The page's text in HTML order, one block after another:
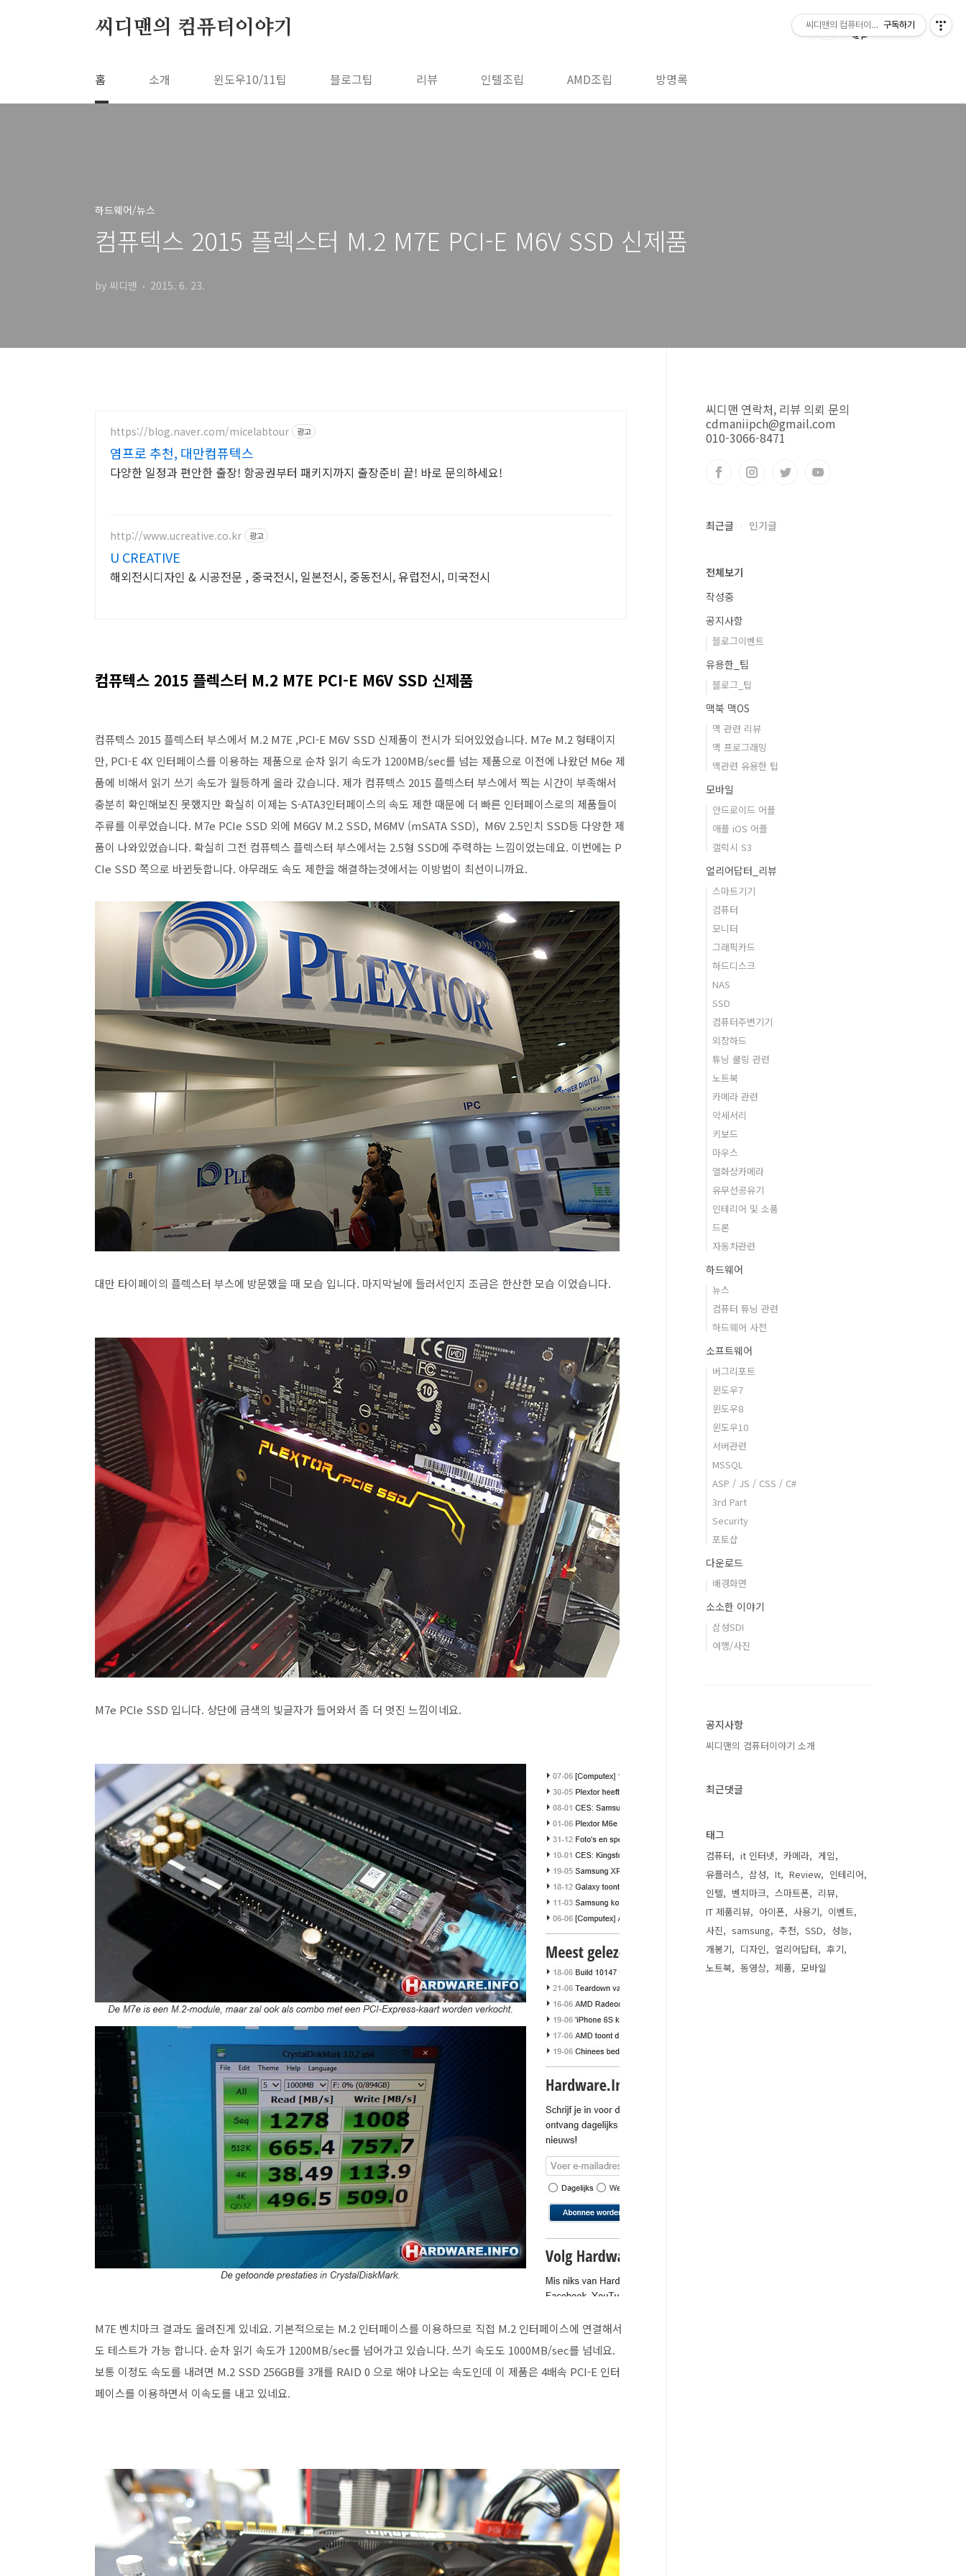
씨디맨의 컴퓨터이야기
홈 소개 윈도우10/11팁 블로그팁 리뷰 인텔조립 AMD조립 방명록
하드웨어/뉴스
컴퓨텍스 2015 플렉스터 M.2 M7E PCI-E M6V SSD 신제품
by 씨디맨 2015. 6. 23.
https://blog.naver.com/micelabtour 광고
염프로 추천, 대만컴퓨텍스
다양한 일정과 편안한 출장! 항공권부터 패키지까지 출장준비 끝! 바로 문의하세요!
http://www.ucreative.co.kr 광고
U CREATIVE
해외전시디자인 & 시공전문 , 중국전시, 일본전시, 중동전시, 유럽전시, 미국전시
컴퓨텍스 2015 플렉스터 M.2 M7E PCI-E M6V SSD 신제품
컴퓨텍스 2015 플렉스터 부스에서 M.2 M7E ,PCI-E M6V SSD 신제품이 전시가 되어있었습니다. M7e M.2 형태이지
만, PCI-E 4X 인터페이스를 이용하는 제품으로 순차 읽기 속도가 1200MB/sec를 넘는 제품으로 이전에 나왔던 M6e 제
품에 비해서 읽기 쓰기 속도가 월등하게 올라 갔습니다. 제가 컴퓨텍스 2015 플렉스터 부스에서 찍는 시간이 부족해서
충분히 확인해보진 못했지만 확실히 이제는 S-ATA3인터페이스의 속도 제한 때문에 더 빠른 인터페이스로의 제품들이
주류를 이루었습니다. M7e PCIe SSD 외에 M6GV M.2 SSD, M6MV (mSATA SSD), M6V 2.5인치 SSD등 다양한 제
품이 나와있었습니다. 확실히 그전 컴퓨텍스 플렉스터 부스에서는 2.5형 SSD에 주력하는 느낌이었는데요. 이번에는 P
CIe SSD 쪽으로 바뀐듯합니다. 아무래도 속도 제한을 해결하는것에서는 이방법이 최선이니까요.
대만 타이페이의 플렉스터 부스에 방문했을 때 모습 입니다. 마지막날에 들러서인지 조금은 한산한 모습 이었습니다.
M7e PCIe SSD 입니다. 상단에 금색의 빛글자가 들어와서 좀 더 멋진 느낌이네요.
M7E 벤치마크 결과도 올려진게 있네요. 기본적으로는 M.2 인터페이스를 이용하므로 직접 M.2 인터페이스에 연결해서
도 테스트가 가능 합니다. 순차 읽기 속도가 1200MB/sec를 넘어가고 있습니다. 쓰기 속도도 1000MB/sec를 넘네요.
보통 이정도 속도를 내려면 M.2 SSD 256GB를 3개를 RAID 0 으로 해야 나오는 속도인데 이 제품은 4배속 PCI-E 인터
페이스를 이용하면서 이속도를 내고 있네요.
씨디맨 연락처, 리뷰 의뢰 문의
cdmaniipch@gmail.com
010-3066-8471
최근글 인기글
전체보기
작성중
공지사항
블로그이벤트
유용한_팁
블로그_팁
맥북 맥OS
맥 관련 리뷰
맥 프로그래밍
맥관련 유용한 팁
모바일
안드로이드 어플
애플 iOS 어플
갤럭시 S3
얼리어답터_리뷰
스마트기기
컴퓨터
모니터
그래픽카드
하드디스크
NAS
SSD
컴퓨터주변기기
외장하드
튜닝 쿨링 관련
노트북
카메라 관련
악세서리
키보드
마우스
열화상카메라
유무선공유기
인테리어 및 소품
드론
자동차관련
하드웨어
뉴스
컴퓨터 튜닝 관련
하드웨어 사전
소프트웨어
버그리포트
윈도우7
윈도우8
윈도우10
서버관련
MSSQL
ASP / JS / CSS / C#
3rd Part
Security
포토샵
다운로드
배경화면
소소한 이야기
삼성SDI
여행/사진
공지사항
씨디맨의 컴퓨터이야기 소개
최근댓글
태그
컴퓨터 it 인터넷 카메라
게임
유플러스
삼성 It Review
인테리어
인텔
벤치마크 스마트폰
리뷰
IT 제품리뷰
아이폰 사용기
이벤트
사진
samsung 추천 SSD
성능
개봉기
디자인 얼리어답터
후기
노트북
동영상 제품 모바일
씨디맨의 컴퓨터이야기구독하기